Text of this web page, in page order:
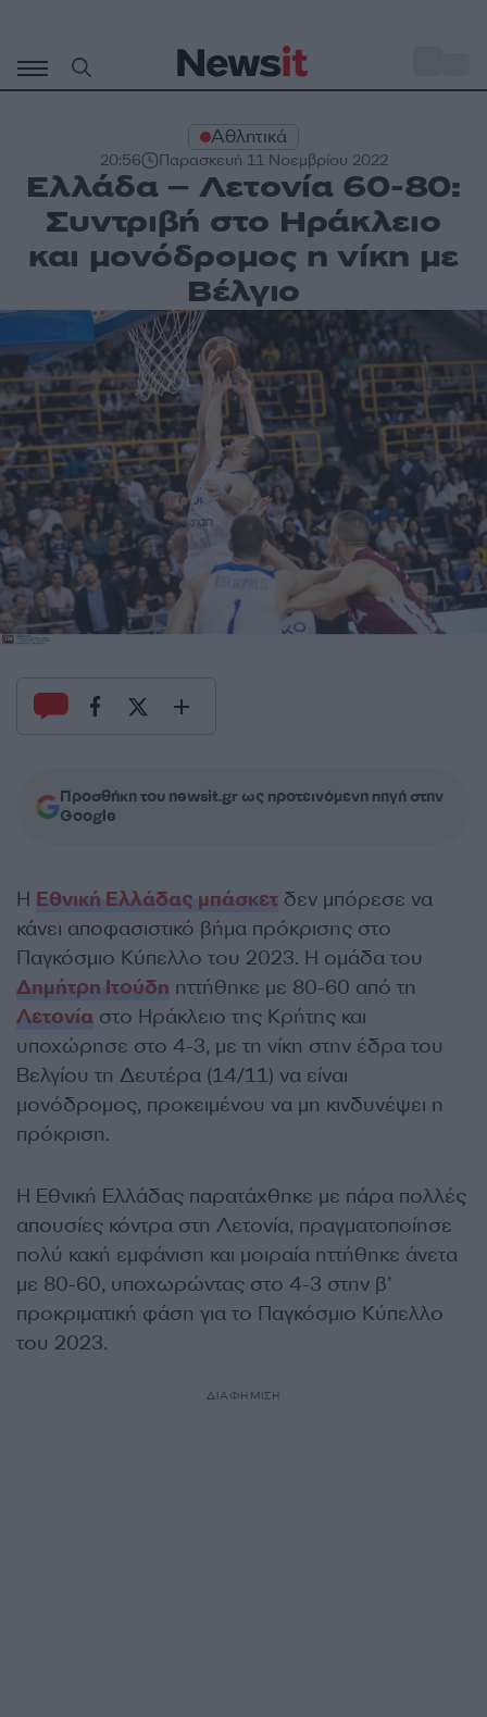
περιεχόμενο
Αθλητικά
20:56 Παρασκευή 11 Νοεμβρίου 2022
Ελλάδα – Λετονία 60-80:
Συντριβή στο Ηράκλειο
και μονόδρομος η νίκη με
Βέλγιο
Προσθήκη του newsit.gr ως προτεινόμενη πηγή στην
Google
Η Εθνική Ελλάδας μπάσκετ δεν μπόρεσε να
κάνει αποφασιστικό βήμα πρόκρισης στο
Παγκόσμιο Κύπελλο του 2023. Η ομάδα του
Δημήτρη Ιτούδη ηττήθηκε με 80-60 από τη
Λετονία στο Ηράκλειο της Κρήτης και
υποχώρησε στο 4-3, με τη νίκη στην έδρα του
Βελγίου τη Δευτέρα (14/11) να είναι
μονόδρομος, προκειμένου να μη κινδυνέψει η
πρόκριση.
Η Εθνική Ελλάδας παρατάχθηκε με πάρα πολλές
απουσίες κόντρα στη Λετονία, πραγματοποίησε
πολύ κακή εμφάνιση και μοιραία ηττήθηκε άνετα
με 80-60, υποχωρώντας στο 4-3 στην β’
προκριματική φάση για το Παγκόσμιο Κύπελλο
του 2023.
ΔΙΑΦΗΜΙΣΗ